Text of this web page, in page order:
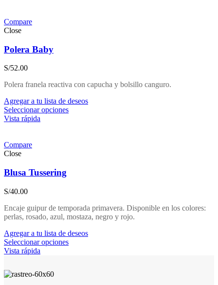
Compare
Close
Polera Baby
S/52.00
Polera franela reactiva con capucha y bolsillo canguro.
Agregar a tu lista de deseos
Seleccionar opciones
Vista rápida
Compare
Close
Blusa Tussering
S/40.00
Encaje guipur de temporada primavera. Disponible en los colores:
perlas, rosado, azul, mostaza, negro y rojo.
Agregar a tu lista de deseos
Seleccionar opciones
Vista rápida